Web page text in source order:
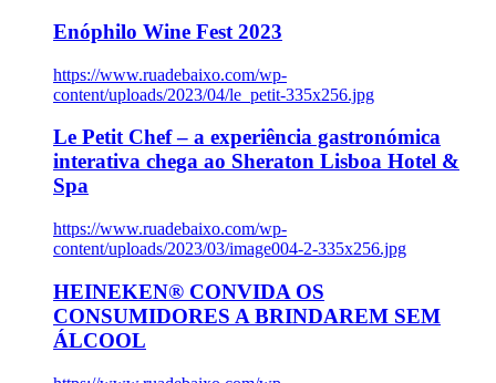
Enóphilo Wine Fest 2023
https://www.ruadebaixo.com/wp-
content/uploads/2023/04/le_petit-335x256.jpg
Le Petit Chef – a experiência gastronómica
interativa chega ao Sheraton Lisboa Hotel &
Spa
https://www.ruadebaixo.com/wp-
content/uploads/2023/03/image004-2-335x256.jpg
HEINEKEN® CONVIDA OS
CONSUMIDORES A BRINDAREM SEM
ÁLCOOL